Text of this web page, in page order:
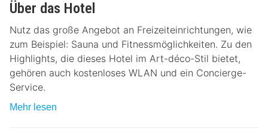
Über das Hotel
Nutz das große Angebot an Freizeiteinrichtungen, wie
zum Beispiel: Sauna und Fitnessmöglichkeiten. Zu den
Highlights, die dieses Hotel im Art-déco-Stil bietet,
gehören auch kostenloses WLAN und ein Concierge-
Service.
Mehr lesen